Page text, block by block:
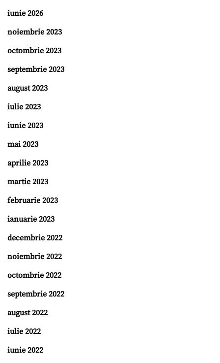
iunie 2026
noiembrie 2023
octombrie 2023
septembrie 2023
august 2023
iulie 2023
iunie 2023
mai 2023
aprilie 2023
martie 2023
februarie 2023
ianuarie 2023
decembrie 2022
noiembrie 2022
octombrie 2022
septembrie 2022
august 2022
iulie 2022
iunie 2022